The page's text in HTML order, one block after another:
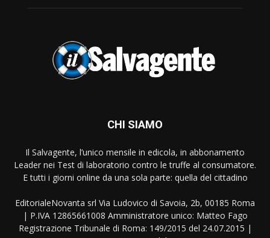
CHI SIAMO
Il Salvagente, l’unico mensile in edicola, in abbonamento
Leader nei Test di laboratorio contro le truffe al consumatore.
E tutti i giorni online da una sola parte: quella del cittadino
EditorialeNovanta srl Via Ludovico di Savoia, 2b, 00185 Roma
| P.IVA 12865661008 Amministratore unico: Matteo Fago
Registrazione Tribunale di Roma: 149/2015 del 24.07.2015 |